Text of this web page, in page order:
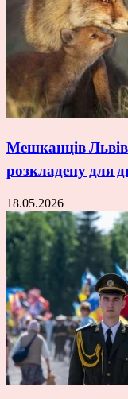
Мешканців
розкладену для
18.05.2026